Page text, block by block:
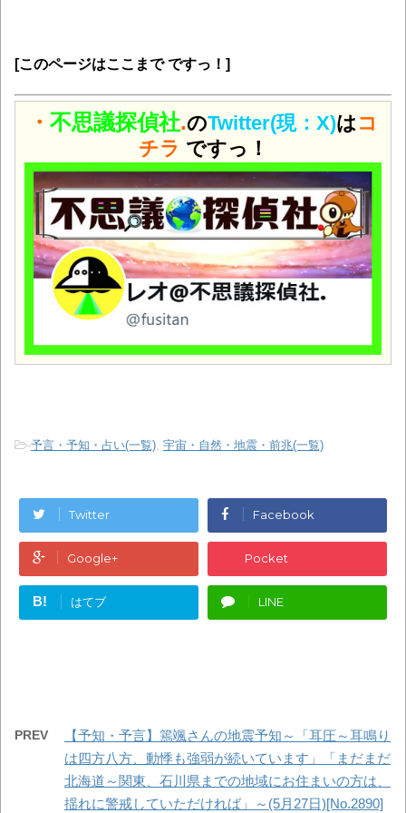
[このページはここまで ですっ！]
・ 不思議探偵社.のTwitter(現：X)は コ
チラ ですっ！
-予言・予知・占い(一覧) 宇宙・自然・地震・前兆(一覧)
Twitter Facebook
Google+ Pocket
B! はてブ LINE
PREV
【予知・予言】篶颯さんの地震予知～「耳圧～耳鳴り
は四方八方、動悸も強弱が続いています」「まだまだ
北海道～関東、石川県までの地域にお住まいの方は、
揺れに警戒していただければ」～(5月27日)[No.2890]